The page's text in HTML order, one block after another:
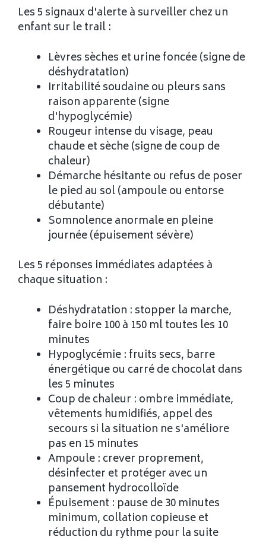
Les 5 signaux d'alerte à surveiller chez un
enfant sur le trail :
Lèvres sèches et urine foncée (signe de
déshydratation)
Irritabilité soudaine ou pleurs sans
raison apparente (signe
d'hypoglycémie)
Rougeur intense du visage, peau
chaude et sèche (signe de coup de
chaleur)
Démarche hésitante ou refus de poser
le pied au sol (ampoule ou entorse
débutante)
Somnolence anormale en pleine
journée (épuisement sévère)
Les 5 réponses immédiates adaptées à
chaque situation :
Déshydratation : stopper la marche,
faire boire 100 à 150 ml toutes les 10
minutes
Hypoglycémie : fruits secs, barre
énergétique ou carré de chocolat dans
les 5 minutes
Coup de chaleur : ombre immédiate,
vêtements humidifiés, appel des
secours si la situation ne s'améliore
pas en 15 minutes
Ampoule : crever proprement,
désinfecter et protéger avec un
pansement hydrocolloïde
Épuisement : pause de 30 minutes
minimum, collation copieuse et
réduction du rythme pour la suite